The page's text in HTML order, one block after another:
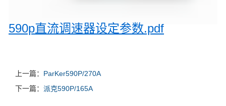
590p直流调速器设定参数.pdf
上一篇： ParKer590P/270A
下一篇： 派克590P/165A